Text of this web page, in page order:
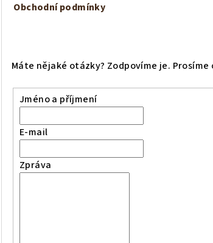
Obchodní podmínky
Máte nějaké otázky? Zodpovíme je.
Jméno a příjmení
E-mail
Zpráva